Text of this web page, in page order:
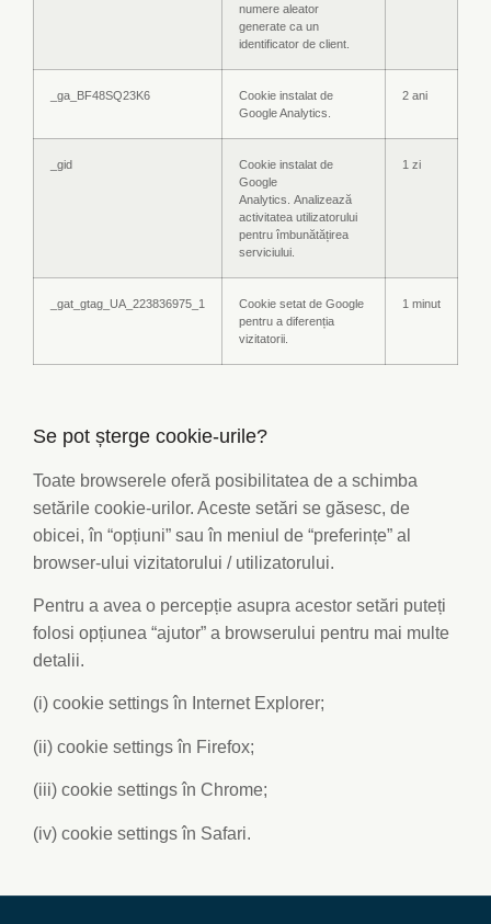
numere aleator
generate ca un
identificator de client.
_ga_BF48SQ23K6
Cookie instalat de
Google Analytics.
2 ani
_gid
Cookie instalat de
Google
Analytics. Analizează
activitatea utilizatorului
pentru îmbunătățirea
serviciului.
1 zi
_gat_gtag_UA_223836975_1
Cookie setat de Google
pentru a diferenția
vizitatorii.
1 minut
Se pot șterge cookie-urile?
Toate browserele oferă posibilitatea de a schimba
setările cookie-urilor. Aceste setări se găsesc, de
obicei, în “opțiuni” sau în meniul de “preferințe” al
browser-ului vizitatorului / utilizatorului.
Pentru a avea o percepție asupra acestor setări puteți
folosi opțiunea “ajutor” a browserului pentru mai multe
detalii.
(i) cookie settings în Internet Explorer;
(ii) cookie settings în Firefox;
(iii) cookie settings în Chrome;
(iv) cookie settings în Safari.